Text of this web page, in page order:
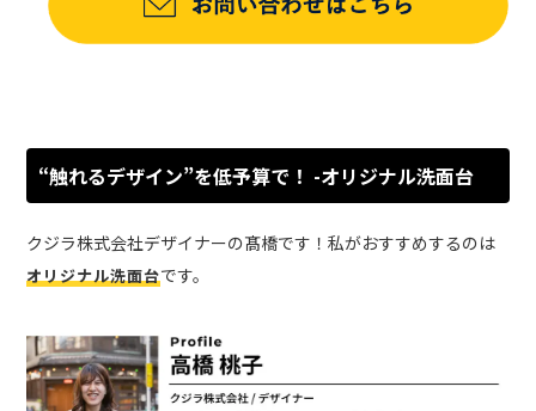
“触れるデザイン”を低予算で！ -オリジナル洗面台
クジラ株式会社デザイナーの髙橋です！私がおすすめするのは
オリジナル洗面台です。